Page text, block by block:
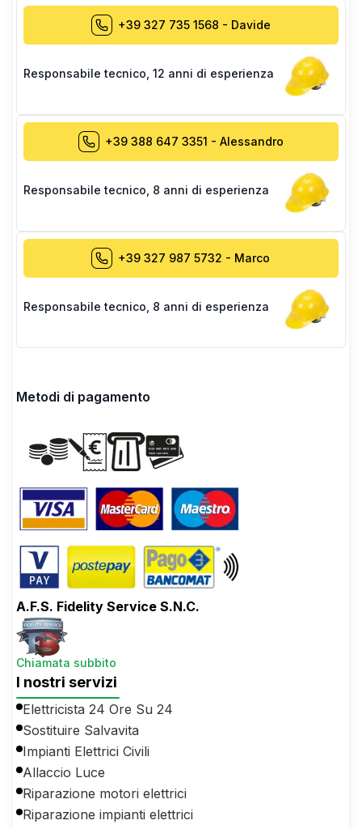
+39 327 735 1568 - Davide
Responsabile tecnico 12 anni di esperienza
+39 388 647 3351 - Alessandro
Responsabile tecnico 8 anni di esperienza
+39 327 987 5732 - Marco
Responsabile tecnico 8 anni di esperienza
Metodi di pagamento
A.F.S. Fidelity Service S.N.C.
Chiamata subbito
I nostri servizi
Elettricista 24 Ore Su 24
Sostituire Salvavita
Impianti Elettrici Civili
Allaccio Luce
Riparazione motori elettrici
Riparazione impianti elettrici